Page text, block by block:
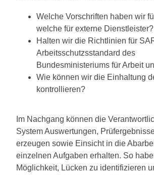
Welche Vorschriften haben wir
welche für externe Dienstleister?
Halten wir die Richtlinien für
Arbeitsschutzsstandard des
Bundesministeriums für Arbeit
Wie können wir die Einhaltung
kontrollieren?
Im Nachgang können die
System Auswertungen,
erzeugen sowie Einsicht in die
einzelnen Aufgaben erhalten. So
Möglichkeit, Lücken zu identifizieren